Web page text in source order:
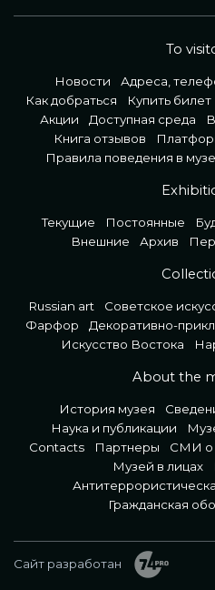
To
Новости
Адреса,
Как добраться
Купить билет
Акции
Доступная среда
Книга отзывов
Правила поведения в
Текущие Постоянные
Внешние
Архив
Russian art Советское
Фарфор
Декоративно-
Искусство Востока
About the
История музея
Наука и публикации
Contacts
Партнеры СМИ о
Музей в лицах
Гражданская
Сайт разработан